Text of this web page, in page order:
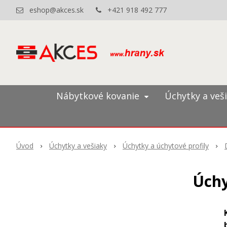
eshop@akces.sk +421 918 492 777
Nábytkové kovanie Úchytky a
Úvod Úchytky a vešiaky Úchytky a úchytové profily